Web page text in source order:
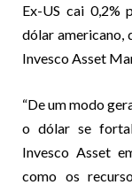
Ex-US cai 0,2%
dólar americano,
Invesco Asset
“De um modo
o dólar se
Invesco Asset
como os